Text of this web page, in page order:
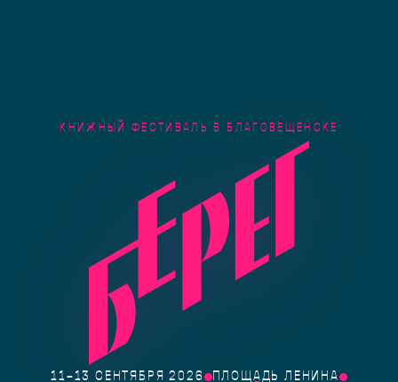
КНИЖНЫЙ ФЕСТИВАЛЬ В БЛАГОВЕЩЕНСКЕ
11–13 СЕНТЯБРЯ 2026
ПЛОЩАДЬ ЛЕНИНА